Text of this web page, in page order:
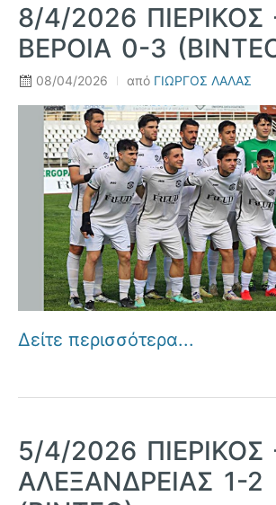
8/4/2026
ΒΕΡΟΙΑ 0-3
08/04/2026 από ΓΙΩΡΓΟΣ ΛΑΛΑΣ
Δείτε περισσότερα...
5/4/2026 ΠΙΕΡΙΚΟΣ
ΑΛΕΞΑΝΔΡΕΙΑΣ 1-2